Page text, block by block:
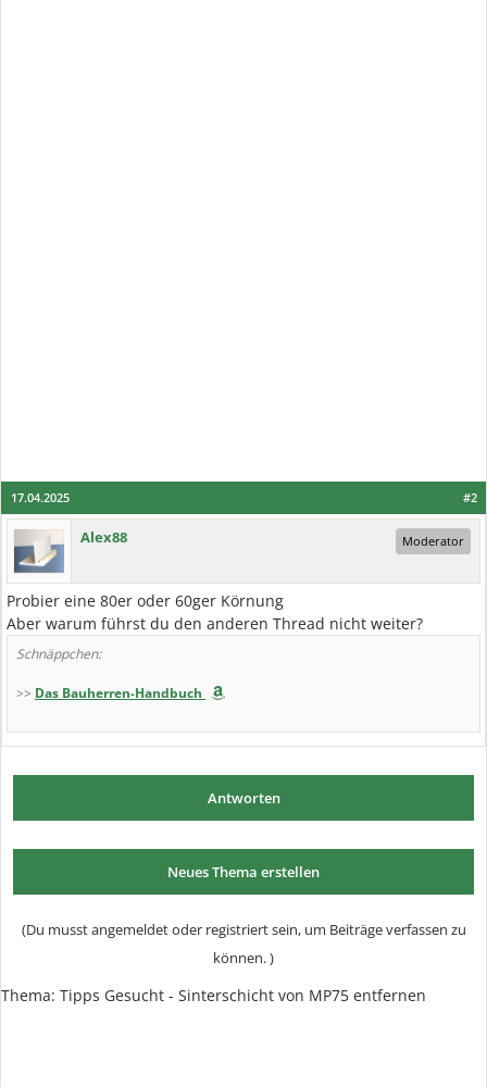
#2
17.04.2025
Alex88 Moderator
Probier eine 80er oder 60ger Körnung
Aber warum führst du den anderen Thread nicht weiter?
Schnäppchen:
>> Das Bauherren-Handbuch
Antworten
Neues Thema erstellen
(Du musst angemeldet oder registriert sein, um Beiträge verfassen zu
können. )
Thema: Tipps Gesucht - Sinterschicht von MP75 entfernen